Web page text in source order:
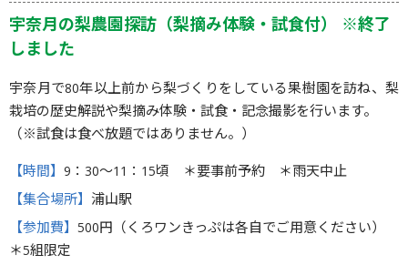
宇奈月の梨農園探訪（梨摘み体験・試食付） ※終了
しました
宇奈月で80年以上前から梨づくりをしている果樹園を訪ね、梨
栽培の歴史解説や梨摘み体験・試食・記念撮影を行います。
（※試食は食べ放題ではありません。）
【時間】 9：30〜11：15頃 ＊要事前予約 ＊雨天中止
【集合場所】 浦山駅
【参加費】 500円（くろワンきっぷは各自でご用意ください）
＊5組限定